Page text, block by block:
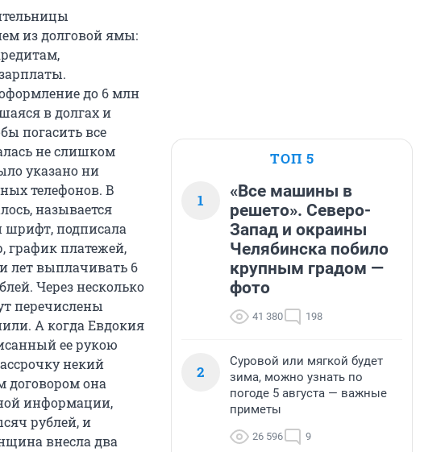
из долговой ямы:
до 6 млн
в долгах и
погасить все
не слишком
указано ни
телефонов. В
называется
шрифт, подписала
график платежей,
лет выплачивать 6
Через несколько
перечислены
А когда Евдокия
ее рукою
некий
договором она
информации,
рублей, и
внесла два
ТОП 5
1
«Все машины в
решето». Северо-
Запад и окраины
Челябинска побило
крупным градом —
фото
41 380 198
2
Суровой или мягкой будет
зима, можно узнать по
погоде 5 августа — важные
приметы
26 596 9